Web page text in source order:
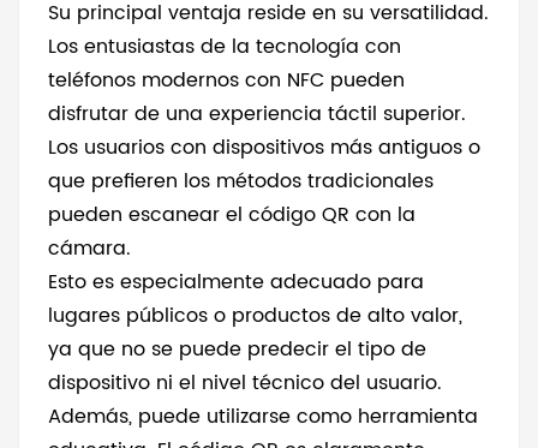
Su principal ventaja reside en su versatilidad.
Los entusiastas de la tecnología con
teléfonos modernos con NFC pueden
disfrutar de una experiencia táctil superior.
Los usuarios con dispositivos más antiguos o
que prefieren los métodos tradicionales
pueden escanear el código QR con la
cámara.
Esto es especialmente adecuado para
lugares públicos o productos de alto valor,
ya que no se puede predecir el tipo de
dispositivo ni el nivel técnico del usuario.
Además, puede utilizarse como herramienta